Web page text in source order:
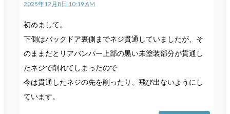
2025年12月8日 10:19 AM
初めまして。
下側はバックドア裏側までネジ貫通していましたが、そ
のままだとリアバンパー上部の黒い未塗装部分が貫通し
たネジで削れてしまったので
今は貫通したネジの先を削ったり、飛び出ないようにし
ています。